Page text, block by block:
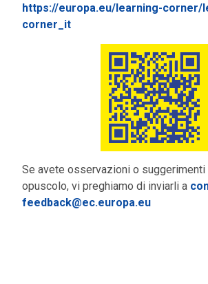
https://europa.eu/learning-corner/
corner_it
Se avete osservazioni o
opuscolo, vi preghiamo di inviarli a
feedback@ec.europa.eu